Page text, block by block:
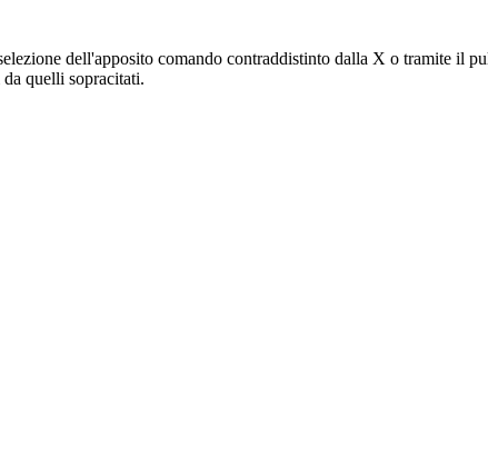
dell'apposito comando contraddistinto dalla X o tramite il
quelli sopracitati.